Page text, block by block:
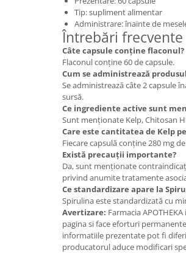
Tip: supliment alimentar
Administrare: înainte de
Întrebări frecvente
Câte capsule conține flaconul?
Flaconul conține 60 de capsule.
Cum se administrează
Se administrează câte 2 capsule
sursă.
Ce ingrediente active sunt
Sunt menționate Kelp, Chitosan
Care este cantitatea de Kelp
Fiecare capsulă conține 280 mg
Există precauții importante?
Da, sunt menționate
privind anumite tratamente
Ce standardizare apare la
Spirulina este standardizată cu
Avertizare: Farmacia
pagina si face eforturi
informatiile prezentate pot fi
producatorul aduce modificari